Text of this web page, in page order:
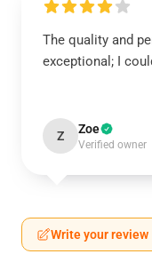
The quality and
exceptional; I
Z Zoe
Verified owner
Write your review